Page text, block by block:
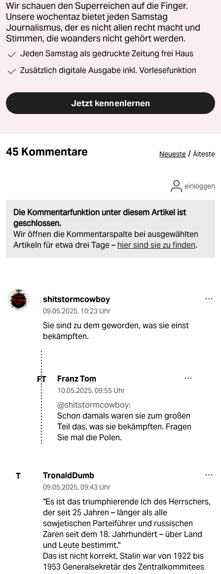
Wir schauen den Superreichen auf die Finger.
Unsere wochentaz bietet jeden Samstag
Journalismus, der es nicht allen recht macht und
Stimmen, die woanders nicht gehört werden.
Jeden Samstag als gedruckte Zeitung frei Haus
Zusätzlich digitale Ausgabe inkl. Vorlesefunktion
Jetzt kennenlernen
45 Kommentare Neueste / Älteste
Die Kommentarfunktion unter diesem Artikel ist
geschlossen.
Wir öffnen die Kommentarspalte bei ausgewählten
Artikeln für etwa drei Tage – hier sind sie zu finden.
einloggen
shitstormcowboy
09.05.2025, 10:23 Uhr
Sie sind zu dem geworden, was sie einst
bekämpften.
FT Franz Tom
10.05.2025, 09:55 Uhr
@shitstormcowboy:
Schon damals waren sie zum großen
Teil das, was sie bekämpften. Fragen
Sie mal die Polen.
T TronaldDumb
09.05.2025, 09:43 Uhr
"Es ist das triumphierende Ich des Herrschers,
der seit 25 Jahren – länger als alle
sowjetischen Parteiführer und russischen
Zaren seit dem 18. Jahrhundert – über Land
und Leute bestimmt."
Das ist nicht korrekt, Stalin war von 1922 bis
1953 Generalsekretär des Zentralkommitees